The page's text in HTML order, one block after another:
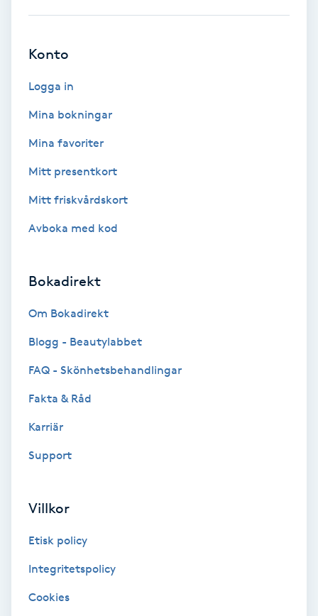
Kiropraktik
Klangmassage
Klippning & Slingor
Koppningsmassage
Kosmetisk tatuering
Kroppsinpackning
Kärlbehandling
Laserbehandling
Konto
Logga in
Mina bokningar
Mina favoriter
Mitt presentkort
Mitt friskvårdskort
Avboka med kod
Bokadirekt
Om Bokadirekt
Blogg - Beautylabbet
FAQ - Skönhetsbehandlingar
Fakta & Råd
Karriär
Support
Villkor
Etisk policy
Integritetspolicy
Cookies